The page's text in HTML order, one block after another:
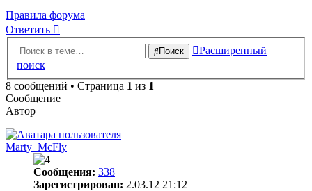
Правила форума
Ответить
Поиск
Расширенный
поиск
8 сообщений • Страница 1 из 1
Сообщение
Автор
Marty_McFly
Сообщения: 338
Зарегистрирован: 2.03.12 21:12